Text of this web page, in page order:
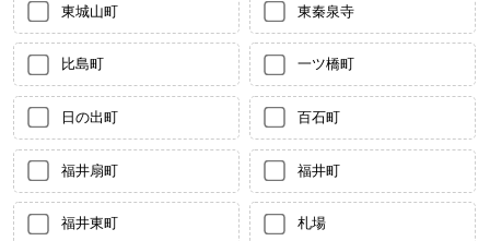
東城山町 東秦泉寺
比島町 一ツ橋町
日の出町 百石町
福井扇町 福井町
福井東町 札場